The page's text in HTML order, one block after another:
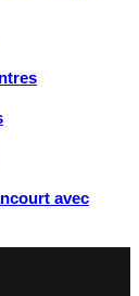
avec